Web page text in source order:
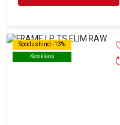
Soodushind -13%
Kesklaos
Soodushind -13%
Kesklaos